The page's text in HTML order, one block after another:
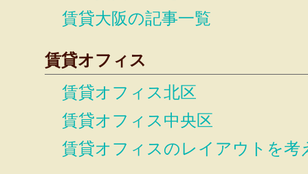
賃貸大阪の記事一覧
賃貸オフィス
賃貸オフィス北区
賃貸オフィス中央区
賃貸オフィスのレイアウトを考